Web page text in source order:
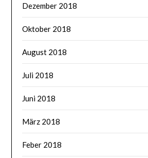
Dezember 2018
Oktober 2018
August 2018
Juli 2018
Juni 2018
März 2018
Feber 2018